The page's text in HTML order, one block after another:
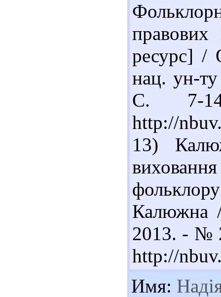
ресурс] /
нац. ун-
С. 7-
http://
13)
Калюжна
2013. - №
http://
Имя: